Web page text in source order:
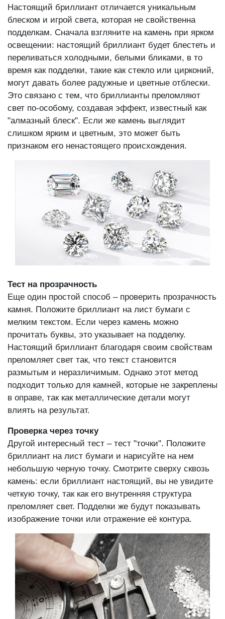
Настоящий бриллиант отличается уникальным
блеском и игрой света, которая не свойственна
подделкам. Сначала взгляните на камень при ярком
освещении: настоящий бриллиант будет блестеть и
переливаться холодными, белыми бликами, в то
время как подделки, такие как стекло или цирконий,
могут давать более радужные и цветные отблески.
Это связано с тем, что бриллианты преломляют
свет по-особому, создавая эффект, известный как
"алмазный блеск". Если же камень выглядит
слишком ярким и цветным, это может быть
признаком его ненастоящего происхождения.
Тест на прозрачность
Еще один простой способ – проверить прозрачность
камня. Положите бриллиант на лист бумаги с
мелким текстом. Если через камень можно
прочитать буквы, это указывает на подделку.
Настоящий бриллиант благодаря своим свойствам
преломляет свет так, что текст становится
размытым и неразличимым. Однако этот метод
подходит только для камней, которые не закреплены
в оправе, так как металлические детали могут
влиять на результат.
Проверка через точку
Другой интересный тест – тест "точки". Положите
бриллиант на лист бумаги и нарисуйте на нем
небольшую черную точку. Смотрите сверху сквозь
камень: если бриллиант настоящий, вы не увидите
четкую точку, так как его внутренняя структура
преломляет свет. Подделки же будут показывать
изображение точки или отражение её контура.